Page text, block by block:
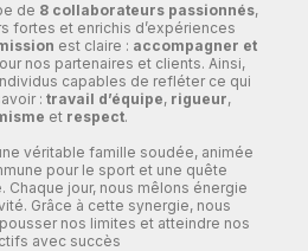
de 8 collaborateurs passionnés,
fortes et enrichis d’expériences
est claire : accompagner et
nos partenaires et clients. Ainsi,
capables de refléter ce qui
: travail d’équipe, rigueur,
et respect.
véritable famille soudée, animée
pour le sport et une quête
Chaque jour, nous mêlons énergie
Grâce à cette synergie, nous
nos limites et atteindre nos
avec succès